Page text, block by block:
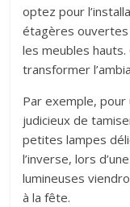
optez pour
étagères ouvertes
les meubles
transformer
Par exemple,
judicieux de
petites lampes
l’inverse, lors
lumineuses
à la fête.